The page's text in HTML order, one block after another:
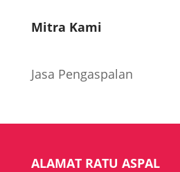
Mitra Kami
Jasa Pengaspalan
ALAMAT RATU ASPAL